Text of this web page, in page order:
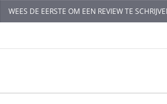
WEES DE EERSTE OM EEN REVIEW TE